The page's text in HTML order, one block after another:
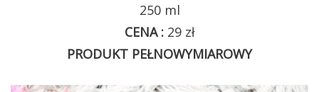
250 ml
CENA :29 zł
PRODUKT PEŁNOWYMIAROWY